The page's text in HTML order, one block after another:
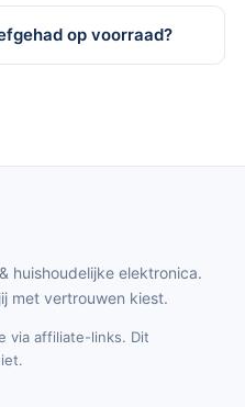
op voorraad?
huishoudelijke elektronica.
met vertrouwen kiest.
via affiliate-links. Dit